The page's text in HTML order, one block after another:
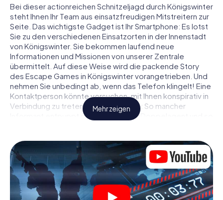
Bei dieser actionreichen Schnitzeljagd durch Königswinter
steht Ihnen Ihr Team aus einsatzfreudigen Mitstreitern zur
Seite. Das wichtigste Gadget ist Ihr Smartphone: Es lotst
Sie zu den verschiedenen Einsatzorten in der Innenstadt
von Königswinter. Sie bekommen laufend neue
Informationen und Missionen von unserer Zentrale
übermittelt. Auf diese Weise wird die packende Story
des Escape Games in Königswinter vorangetrieben. Und
nehmen Sie unbedingt ab, wenn das Telefon klingelt! Eine
Kontaktperson könnte versuchen, mit Ihnen konspirativ in
Verbindung zu treten … Doch Vorsicht: So mancher
Informant entpuppt sich als dubioser Doppelagent und so
und vor allem: Vertrauen Sie niemandem!
Anders als in einem klassischen Escape Room in
Königswinter sind Sie also nicht in ein Zimmer eingesperrt,
aus dem Sie sich in einem vorgegebenen Zeitfenster
befreien müssen. Diese Smartphone Schnitzeljagd erklärt
Mehr zeigen